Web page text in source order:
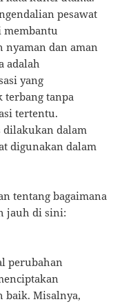
pesawat
membantu
nyaman dan aman
adalah
yang
terbang tanpa
tertentu.
dilakukan dalam
digunakan dalam
tentang bagaimana
jauh di sini:
perubahan
baik. Misalnya,